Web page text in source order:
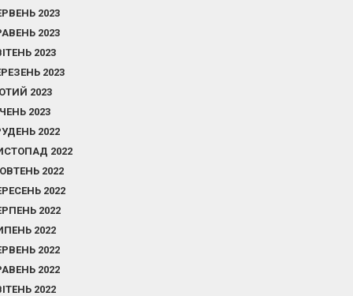
2023
2023
2023
2023
2023
2023
2022
2022
2022
2022
2022
2022
2022
2022
2022